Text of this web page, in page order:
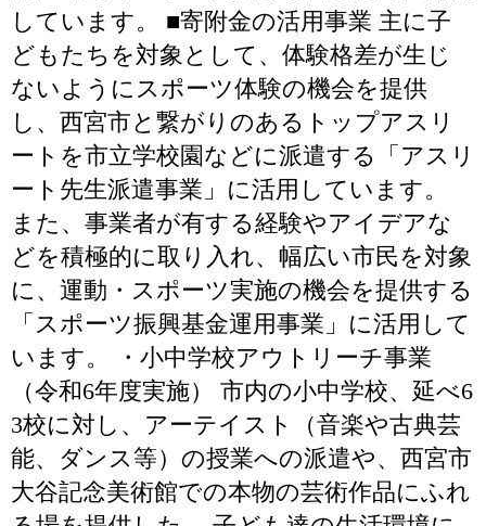
しています。 ■寄附金の活用事業 主に子
どもたちを対象として、体験格差が生じ
ないようにスポーツ体験の機会を提供
し、西宮市と繋がりのあるトップアスリ
ートを市立学校園などに派遣する「アスリ
ート先生派遣事業」に活用しています。
また、事業者が有する経験やアイデアな
どを積極的に取り入れ、幅広い市民を対象
に、運動・スポーツ実施の機会を提供する
「スポーツ振興基金運用事業」に活用して
います。 ・小中学校アウトリーチ事業
（令和6年度実施） 市内の小中学校、延べ6
3校に対し、アーテイスト（音楽や古典芸
能、ダンス等）の授業への派遣や、西宮市
大谷記念美術館での本物の芸術作品にふれ